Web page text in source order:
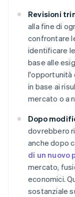
Revisioni
alla fine di
confrontare
identificare
base alle
l'opportunità
in base ai
mercato o a
Dopo
dovrebbero
anche dopo
di un nuovo
mercato,
economici.
sostanziale